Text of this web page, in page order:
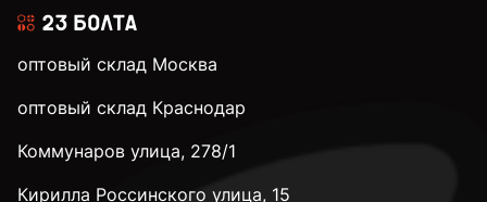
32 мм
оптовый склад Москва
оптовый склад Краснодар
Коммунаров улица, 278/1
Кирилла Россинского улица, 15